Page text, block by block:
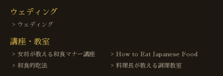
ウェディング
ウェディング
講座・教室
女将が教える和食マナー講座
How to Eat Japanese Food
和食的吃法
料理長が教える調理教室